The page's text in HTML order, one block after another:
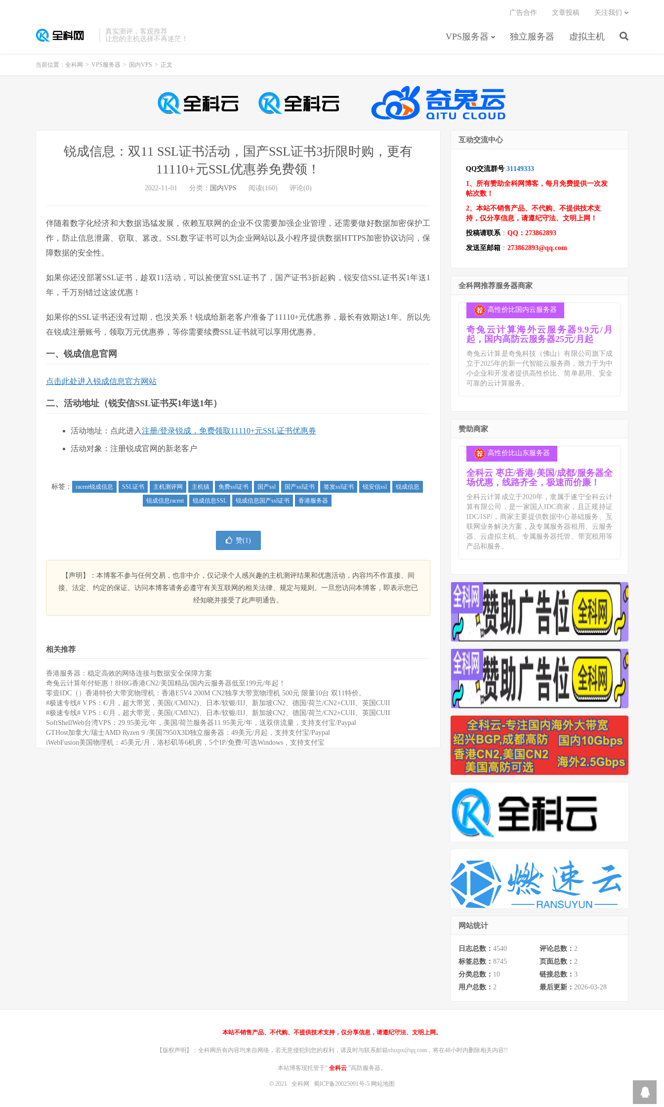
真实测评，客观推荐
让您的主机选择不再迷茫！
VPS服务器 独立服务器 虚拟主机
广告合作 文章投稿 关注我们
当前位置： 全科网 > VPS服务器 > 国内VPS > 正文
锐成信息：双11 SSL证书活动，国产SSL证书3折限时购，更有
11110+元SSL优惠券免费领！
2022-11-01 分类： 国内VPS 阅读(160) 评论(0)
伴随着数字化经济和大数据迅猛发展，依赖互联网的企业不仅需要加强企业管理，还需要做好数据加密保护工
作，防止信息泄露、窃取、篡改。SSL数字证书可以为企业网站以及小程序提供数据HTTPS加密协议访问，保
障数据的安全性。
如果你还没部署SSL证书，趁双11活动，可以捡便宜SSL证书了，国产证书3折起购，锐安信SSL证书买1年送1
年，千万别错过这波优惠！
如果你的SSL证书还没有过期，也没关系！锐成给新老客户准备了11110+元优惠券，最长有效期达1年。所以先
在锐成注册账号，领取万元优惠券，等你需要续费SSL证书就可以享用优惠券。
一、锐成信息官网
点击此处进入锐成信息官方网站
二、活动地址（锐安信SSL证书买1年送1年）
活动地址：点此进入注册/登录锐成，免费领取11110+元SSL证书优惠券
活动对象：注册锐成官网的新老客户
标签： racent锐成信息 SSL证书 主机测评网 主机镇 免费ssl证书 国产ssl 国产ssl证书 签发ssl证书 锐安信ssl
锐成信息
锐成信息racent
锐成信息SSL 锐成信息国产ssl证书 香港服务器
赞(1)
【声明】：本博客不参与任何交易，也非中介，仅记录个人感兴趣的主机测评结果和优惠活动，内容均不作直接、间
接、法定、约定的保证。访问本博客请务必遵守有关互联网的相关法律、规定与规则。一旦您访问本博客，即表示您已
经知晓并接受了此声明通告。
相关推荐
香港服务器：稳定高效的网络连接与数据安全保障方案
奇兔云计算年付钜惠！8H8G香港CN2/美国精品/国内云服务器低至199元/年起！
零壹IDC（）香港特价大带宽物理机：香港E5V4 200M CN2独享大带宽物理机 500元 限量10台 双11特价。
#极速专线# V.PS：€/月，超大带宽，美国(/CMIN2)、日本/软银/IIJ、新加坡CN2、德国/荷兰/CN2+CUII、英国CUII
#极速专线# V.PS：€/月，超大带宽，美国(/CMIN2)、日本/软银/IIJ、新加坡CN2、德国/荷兰/CN2+CUII、英国CUII
SoftShellWeb台湾VPS：29.95美元/年，美国/荷兰服务器11.95美元/年，送双倍流量，支持支付宝/Paypal
GTHost加拿大/瑞士AMD Ryzen 9 /美国7950X3D独立服务器：49美元/月起，支持支付宝/Paypal
iWebFusion美国物理机：45美元/月，洛杉矶等6机房，5个IP/免费/可选Windows，支持支付宝
互动交流中心
QQ交流群号:31149333
1、所有赞助全科网博客，每月免费提供一次发
帖次数！
2、本站不销售产品、不代购、不提供技术支
持，仅分享信息，请遵纪守法、文明上网！
投稿请联系： QQ：273862893
发送至邮箱 ： 273862893@qq.com
全科网推荐服务器商家
高性价比国内云服务器
奇兔云计算海外云服务器9.9元/月
起，国内高防云服务器25元/月起
奇兔云计算是奇兔科技（佛山）有限公司旗下成
立于2025年的新一代智能云服务商，致力于为中
小企业和开发者提供高性价比、简单易用、安全
可靠的云计算服务。
赞助商家
高性价比山东服务器
全科云 枣庄/香港/美国/成都/服务器全
场优惠，线路齐全，极速而价廉！
全科云计算成立于2020年，隶属于遂宁全科云计
算有限公司，是一家国人IDC商家，且正规持证
IDC/ISP/，商家主要提供数据中心基础服务、互
联网业务解决方案，及专属服务器租用、云服务
器、云虚拟主机、专属服务器托管、带宽租用等
产品和服务。
网站统计
日志总数： 4540 评论总数： 2
标签总数： 8745 页面总数： 2
分类总数： 10 链接总数： 3
用户总数： 2 最后更新： 2026-03-28
本站不销售产品、不代购、不提供技术支持，仅分享信息，请遵纪守法、文明上网。
【版权声明】：全科网所有内容均来自网络，若无意侵犯到您的权利，请及时与联系邮箱sfuxpx@qq.com，将在48小时内删除相关内容!!
本站博客现托管于“ 全科云 ”高防服务器。
© 2021 全科网 蜀ICP备20025091号-5 网站地图